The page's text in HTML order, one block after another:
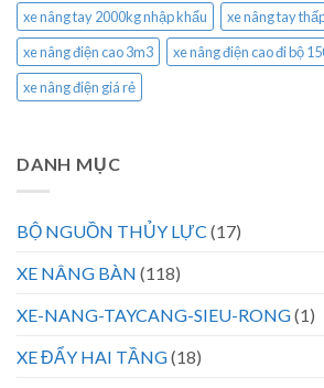
xe nâng tay 2000kg nhập khẩu
xe nâng tay
xe nâng điện cao 3m3
xe nâng điện cao đi bộ
xe nâng điện giá rẻ
DANH MỤC
BỘ NGUỒN THỦY LỰC (17)
XE NÂNG BÀN (118)
XE-NANG-TAYCANG-SIEU-RONG(1)
XE ĐẨY HAI TẦNG(18)